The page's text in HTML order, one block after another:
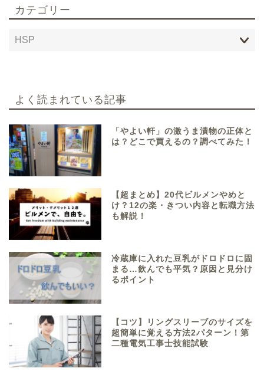
カテゴリー
よく読まれている記事
「やよい軒」の激うま漬物の正体と
は？どこで買えるの？調べてみた！
【超まとめ】20代ビルメンやめと
け？12の楽・きつい内容と転職方法
も解説！
冷蔵庫に入れた豆乳がドロドロに固
まる…飲んでも平気？原因と見分け
るポイント
【コツ】リングスリーブのサイズを
超簡単に覚える方法2パターン！第
二種電気工事士技能試験